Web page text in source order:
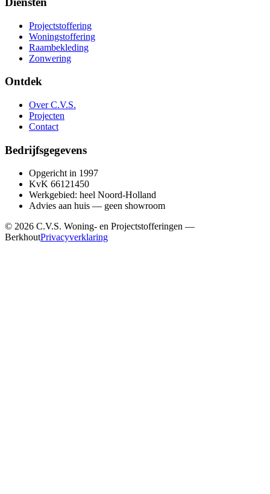
Projectstoffering
Woningstoffering
Raambekleding
Zonwering
Ontdek
Over C.V.S.
Projecten
Contact
Bedrijfsgegevens
Opgericht in 1997
KvK 66121450
Werkgebied: heel Noord-Holland
Advies aan huis — geen showroom
© 2026 C.V.S. Woning- en Projectstofferingen —
BerkhoutPrivacyverklaring